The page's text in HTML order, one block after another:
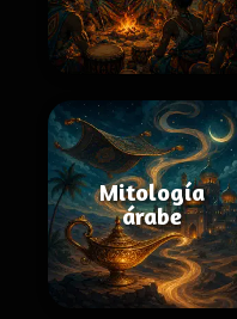
Mitología
árabe